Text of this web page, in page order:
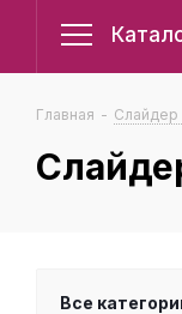
Главная - Слайдер
Все